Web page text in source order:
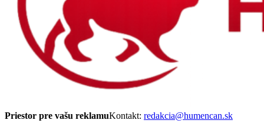
Priestor pre vašu reklamuKontakt: redakcia@humencan.sk